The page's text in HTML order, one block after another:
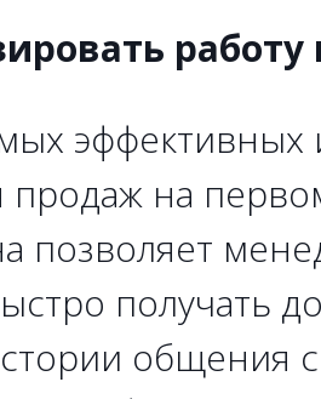
эффективных
на
позволяет
получать
общения